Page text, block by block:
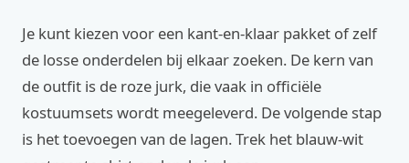
Je kunt kiezen voor een kant-en-klaar pakket of zelf
de losse onderdelen bij elkaar zoeken. De kern van
de outfit is de roze jurk, die vaak in officiële
kostuumsets wordt meegeleverd. De volgende stap
is het toevoegen van de lagen. Trek het blauw-wit